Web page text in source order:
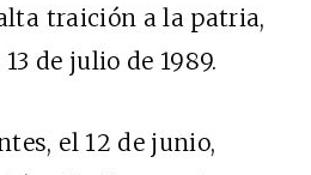
traición a la patria,
de julio de 1989.
el 12 de junio,